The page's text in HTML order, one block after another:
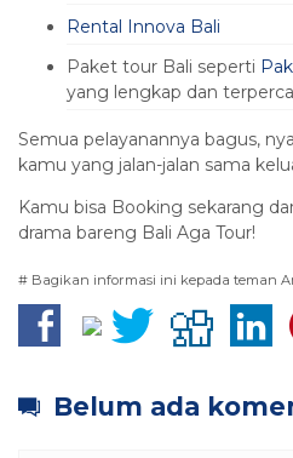
Rental Innova Bali
Paket tour Bali seperti
yang lengkap dan
Semua pelayanannya bagus,
kamu yang jalan-jalan sama
Kamu bisa Booking sekarang
drama bareng Bali Aga Tour!
# Bagikan informasi ini kepada teman
Belum ada